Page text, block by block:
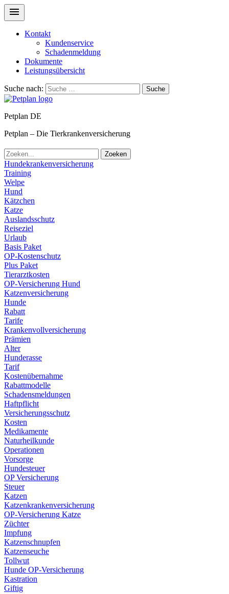
Kontakt
Kundenservice
Schadenmeldung
Dokumente
Leistungsübersicht
Suche nach: Suche
Petplan DE
Petplan – Die Tierkrankenversicherung
Zoeken
Hundekrankenversicherung
Training
Welpe
Hund
Kätzchen
Katze
Auslandsschutz
Reiseziel
Urlaub
Basis Paket
OP-Kostenschutz
Plus Paket
Tierarztkosten
OP-Versicherung Hund
Katzenversicherung
Hunde
Rabatt
Tarife
Krankenvollversicherung
Prämien
Alter
Hunderasse
Tarif
Kostenübernahme
Rabattmodelle
Schadensmeldungen
Haftpflicht
Versicherungsschutz
Kosten
Medikamente
Naturheilkunde
Operationen
Vorsorge
Hundesteuer
OP Versicherung
Steuer
Katzen
Katzenkrankenversicherung
OP-Versicherung Katze
Züchter
Impfung
Katzenschnupfen
Katzenseuche
Tollwut
Hunde OP-Versicherung
Kastration
Giftig